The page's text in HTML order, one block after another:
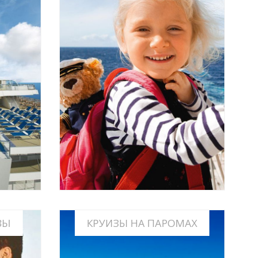
КРУИЗЫ, В КОТОРЫХ ДЕТИ ИЛИ 3-
4й ВЗРОСЛЫЙ ПАССАЖИРЫ
ПУТЕШЕСТВУЮТ БЕСПЛАТНО
ИНФО
КРУИЗЫ НА ПАРОМАХ